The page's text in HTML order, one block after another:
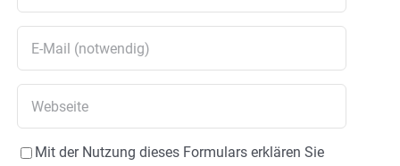
Mit der Nutzung dieses Formulars erklären Sie